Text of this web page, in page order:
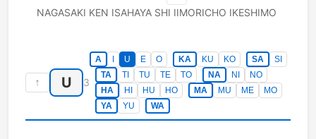
NAGASAKI KEN ISAHAYA SHI IIMORICHO IKESHIMO
↑ U 3
A U E O KA KU KO SA
SI
TA
TI TU TE TO NA NI
NO
HA
HI HU HO MA MU ME
MO
YA
YU WA